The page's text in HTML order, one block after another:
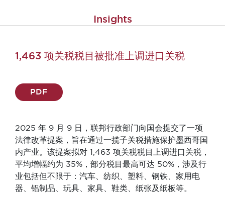
Insights
1,463 项关税税目被批准上调进口关税
PDF
2025 年 9 月 9 日，联邦行政部门向国会提交了一项
法律改革提案，旨在通过一揽子关税措施保护墨西哥国
内产业。该提案拟对 1,463 项关税税目上调进口关税，
平均增幅约为 35%，部分税目最高可达 50%，涉及行
业包括但不限于：汽车、纺织、塑料、钢铁、家用电
器、铝制品、玩具、家具、鞋类、纸张及纸板等。